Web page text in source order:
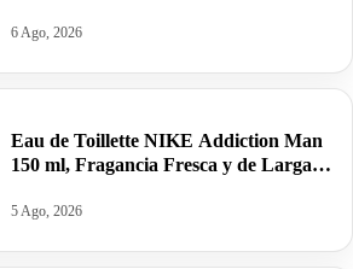
6 Ago, 2026
Eau de Toillette NIKE Addiction Man
150 ml, Fragancia Fresca y de Larga
5 Ago, 2026